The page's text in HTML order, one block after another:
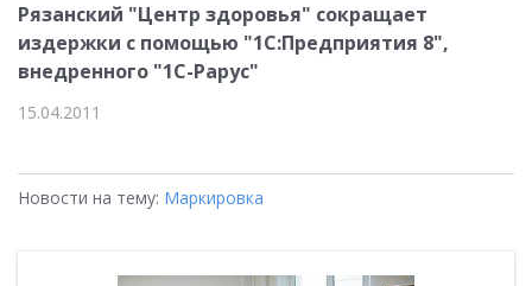
Рязанский "Центр здоровья" сокращает
издержки с помощью "1С:Предприятия 8",
внедренного "1С-Рарус"
15.04.2011
Новости на тему: Маркировка